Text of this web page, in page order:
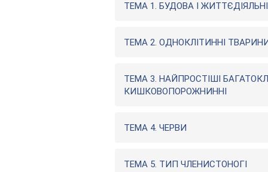
ТЕМА 1. БУДОВА І
ТЕМА 2. ОДНОКЛІТИННІ
ТЕМА 3. НАЙПРОСТІШІ
КИШКОВОПОРОЖНИННІ
ТЕМА 4. ЧЕРВИ
ТЕМА 5. ТИП ЧЛЕНИСТОНОГІ